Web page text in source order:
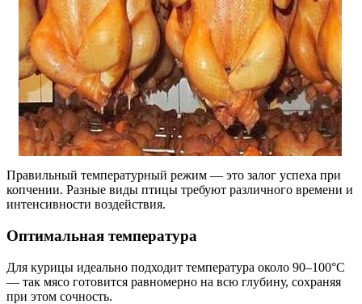
Правильный температурный режим — это залог успеха при
копчении. Разные виды птицы требуют различного времени и
интенсивности воздействия.
Оптимальная температура
Для курицы идеально подходит температура около 90–100°C
— так мясо готовится равномерно на всю глубину, сохраняя
при этом сочность.